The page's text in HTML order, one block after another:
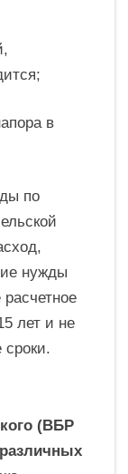
в
по
нужды
лет и не
сроки.
(ВБР